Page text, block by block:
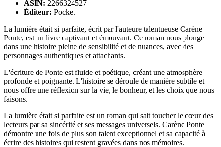
ASIN: 2266324527
Éditeur: Pocket
La lumière était si parfaite, écrit par l'auteure talentueuse Carène
Ponte, est un livre captivant et émouvant. Ce roman nous plonge
dans une histoire pleine de sensibilité et de nuances, avec des
personnages authentiques et attachants.
L'écriture de Ponte est fluide et poétique, créant une atmosphère
profonde et poignante. L'histoire se déroule de manière subtile et
nous offre une réflexion sur la vie, le bonheur, et les choix que nous
faisons.
La lumière était si parfaite est un roman qui sait toucher le cœur des
lecteurs par sa sincérité et ses messages universels. Carène Ponte
démontre une fois de plus son talent exceptionnel et sa capacité à
écrire des histoires qui restent gravées dans nos mémoires.